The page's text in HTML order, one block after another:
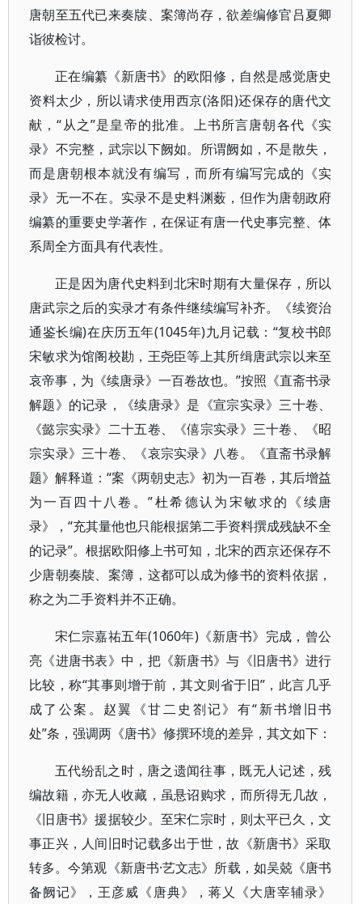
唐朝至五代已来奏牍、案簿尚存，欲差编修官吕夏卿
诣彼检讨。
正在编纂《新唐书》的欧阳修，自然是感觉唐史
资料太少，所以请求使用西京(洛阳)还保存的唐代文
献，“从之”是皇帝的批准。上书所言唐朝各代《实
录》不完整，武宗以下阙如。所谓阙如，不是散失，
而是唐朝根本就没有编写，而所有编写完成的《实
录》无一不在。实录不是史料渊薮，但作为唐朝政府
编纂的重要史学著作，在保证有唐一代史事完整、体
系周全方面具有代表性。
正是因为唐代史料到北宋时期有大量保存，所以
唐武宗之后的实录才有条件继续编写补齐。《续资治
通鉴长编)在庆历五年(1045年)九月记载：“复校书郎
宋敏求为馆阁校勘，王尧臣等上其所缉唐武宗以来至
哀帝事，为《续唐录》一百卷故也。”按照《直斋书录
解题》的记录，《续唐录》是《宣宗实录》三十卷、
《懿宗实录》二十五卷、《僖宗实录》三十卷、《昭
宗实录》三十卷、《哀宗实录》八卷。《直斋书录解
题》解释道：“案《两朝史志》初为一百卷，其后增益
为一百四十八卷。”杜希德认为宋敏求的《续唐
录》，“充其量他也只能根据第二手资料撰成残缺不全
的记录”。根据欧阳修上书可知，北宋的西京还保存不
少唐朝奏牍、案簿，这都可以成为修书的资料依据，
称之为二手资料并不正确。
宋仁宗嘉祐五年(1060年)《新唐书》完成，曾公
亮《进唐书表》中，把《新唐书》与《旧唐书》进行
比较，称“其事则增于前，其文则省于旧”，此言几乎
成了公案。赵翼《甘二史劄记》有“新书增旧书
处”条，强调两《唐书》修撰环境的差异，其文如下：
五代纷乱之时，唐之遗闻往事，既无人记述，残
编故籍，亦无人收藏，虽悬诏购求，而所得无几故，
《旧唐书》援据较少。至宋仁宗时，则太平已久，文
事正兴，人间旧时记载多出于世，故《新唐书》采取
转多。今第观《新唐书·艺文志》所载，如吴兢《唐书
备阙记》，王彦威《唐典》，蒋乂《大唐宰辅录》